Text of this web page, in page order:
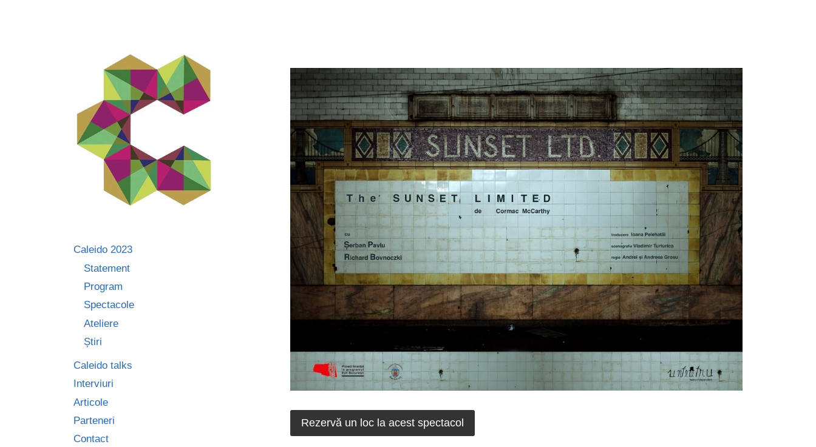
Rezervă un loc la acest spectacol
Caleido 2023
Statement
Program
Spectacole
Ateliere
Știri
Caleido talks
Interviuri
Articole
Parteneri
Contact